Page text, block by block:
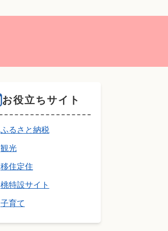
お役立ちサイト
ふるさと納税
観光
移住定住
桃特設サイト
子育て